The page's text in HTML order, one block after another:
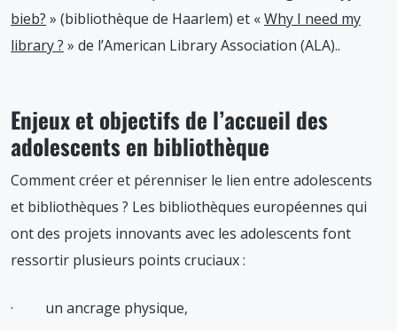
bieb? » (bibliothèque de Haarlem) et «Why I need my
library ? » de l’American Library Association (ALA)..
Enjeux et objectifs de l’accueil des
adolescents en bibliothèque
Comment créer et pérenniser le lien entre adolescents
et bibliothèques ? Les bibliothèques européennes qui
ont des projets innovants avec les adolescents font
ressortir plusieurs points cruciaux :
· un ancrage physique,